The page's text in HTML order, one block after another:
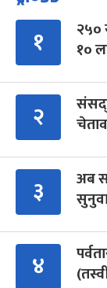
१
२५०
१०
२
३
अब
४